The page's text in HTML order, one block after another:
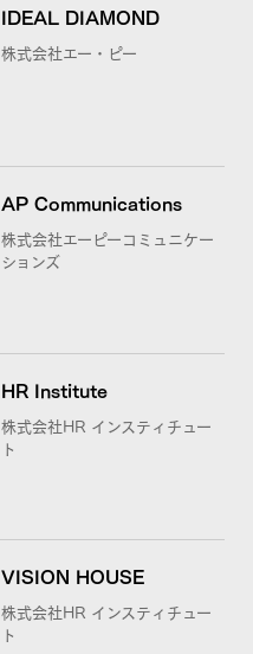
IDEAL DIAMOND
株式会社エー・ピー
AP Communications
株式会社エーピーコミュニケー
ションズ
HR Institute
株式会社HR インスティチュー
ト
VISION HOUSE
株式会社HR インスティチュー
ト